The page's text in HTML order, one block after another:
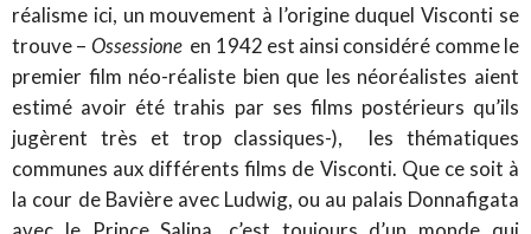
réalisme ici, un mouvement à l’origine duquel Visconti se
trouve – Ossessione en 1942 est ainsi considéré comme le
premier film néo-réaliste bien que les néoréalistes aient
estimé avoir été trahis par ses films postérieurs qu’ils
jugèrent très et trop classiques-), les thématiques
communes aux différents films de Visconti. Que ce soit à
la cour de Bavière avec Ludwig, ou au palais Donnafigata